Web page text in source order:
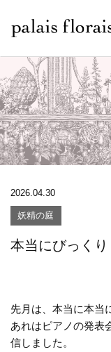
2026.04.30
妖精の庭
本当にびっくり
先月は、本当に本当
あれはピアノの発表
信しました。